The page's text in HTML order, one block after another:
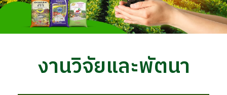
งานวิจัยและพัตนา